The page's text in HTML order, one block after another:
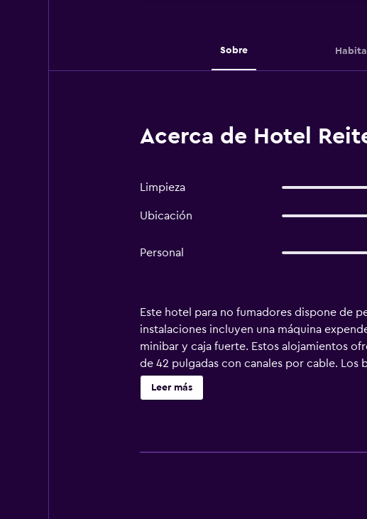
Sobre
Acerca de Hotel
Limpieza
Ubicación
Personal
Este hotel para no fumadores dispone de
instalaciones incluyen una máquina
minibar y caja fuerte. Estos alojamientos
de 42 pulgadas con canales por cable.
huéspedes pueden navegar por la web
gratuita y cafetera y tetera. Es posible
Leer más